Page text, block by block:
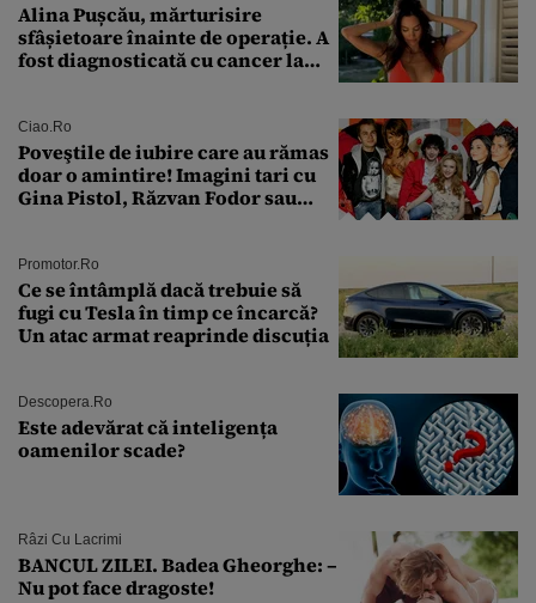
Alina Pușcău, mărturisire
sfâșietoare înainte de operație. A
fost diagnosticată cu cancer la
îmi salvez viața”
Ciao.ro
Poveştile de iubire care au rămas
doar o amintire! Imagini tari cu
Gina Pistol, Răzvan Fodor sau
Promotor.ro
Ce se întâmplă dacă trebuie să
fugi cu Tesla în timp ce încarcă?
Un atac armat reaprinde discuția
Descopera.ro
Este adevărat că inteligența
oamenilor scade?
Râzi Cu Lacrimi
BANCUL ZILEI. Badea Gheorghe: –
Nu pot face dragoste!